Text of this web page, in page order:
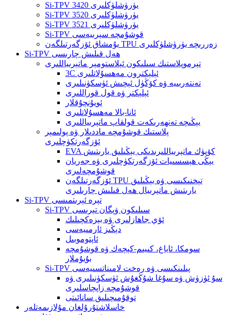
Si-TPV 3420 يۈرۈشلۈكلىرى
Si-TPV 3520 يۈرۈشلۈكلىرى
Si-TPV 3521 يۈرۈشلۈكلىرى
Si-TPV قوشۇمچە سېرىيەسى
يۇمشاق ئۆزگەرتىلگەن TPU زەررىچە يۈرۈشلۈكلىرى
Si-TPV ھەل قىلىش چارىسى
تېرموپلاستىك سىلىكون ئېلاستومېر ماتېرىياللىرى
3C ئېلېكترون مەھسۇلاتلىرى
تەنتەربىيە ۋە كۆڭۈل ئېچىش ئۈسكۈنىلىرى
ئېلېكتر ۋە قول قوراللىرى
ئويۇنچۇقلار
ئانا-بالا مەھسۇلاتلىرى
يېڭىچە تەنھەرىكەت قولقاپ ماتېرىياللىرى
پلاستىك قوشۇمچە ماددىلار ۋە پولىمېر
ئۆزگەرتكۈچلىرى
EVA كۆپۈك ماتېرىياللىرىدىكى يېڭىلىق يارىتىش
يېڭى ھېسسىيات ئۆزگەرتكۈچلىرى ۋە جەريان
قوشۇمچەلىرى
ئۆزگەرتىلگەن TPU تېخنىكىسى ۋە يېڭىلىق
يارىتىش ماتېرىيال ھەل قىلىش چارىلىرى
Si-TPV تېرە ئېرىتمىسى
Si-TPV سىلىكون ۋېگان تېرىسى
ئۆي جاھازلىرى ۋە بېزەكچىلىك
دېڭىز ئارمىيەسى
ئاپتوموبىل
سومكا، ئاياغ، كىيىم-كېچەك ۋە قوشۇمچە
بۇيۇملار
Si-TPV پىلىنكىسى ۋە رەخت لامىناتسىيەسى
سۇ ئۈزۈش ۋە سۇغا شۇڭغۇش ئۈسكۈنىلىرى ۋە
قوشۇمچە زاپچاسلىرى
توقۇمىچىلىق سانائىتى
خاسلاشتۇرۇلغان مۇلازىمەتلەر